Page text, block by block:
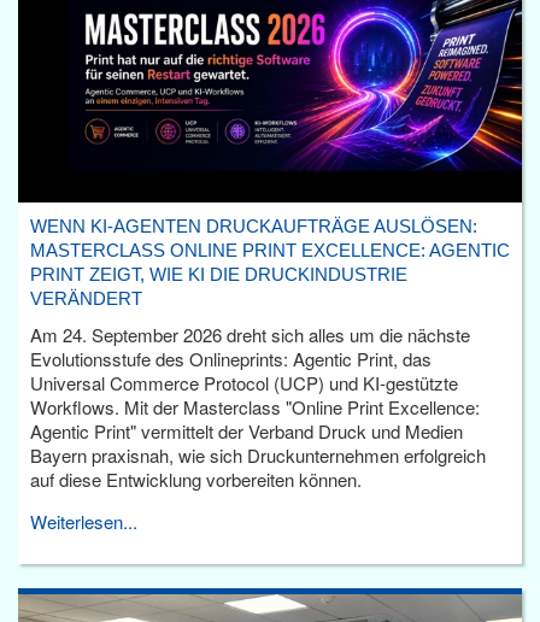
WENN KI-AGENTEN DRUCKAUFTRÄGE AUSLÖSEN:
MASTERCLASS ONLINE PRINT EXCELLENCE: AGENTIC
PRINT ZEIGT, WIE KI DIE DRUCKINDUSTRIE
VERÄNDERT
Am 24. September 2026 dreht sich alles um die nächste
Evolutionsstufe des Onlineprints: Agentic Print, das
Universal Commerce Protocol (UCP) und KI-gestützte
Workflows. Mit der Masterclass "Online Print Excellence:
Agentic Print" vermittelt der Verband Druck und Medien
Bayern praxisnah, wie sich Druckunternehmen erfolgreich
auf diese Entwicklung vorbereiten können.
Weiterlesen...